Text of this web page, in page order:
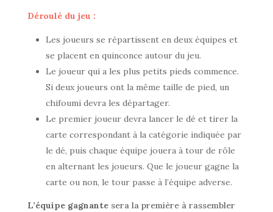
Déroulé du jeu :
Les joueurs se répartissent en deux équipes et
se placent en quinconce autour du jeu.
Le joueur qui a les plus petits pieds commence.
Si deux joueurs ont la même taille de pied, un
chifoumi devra les départager.
Le premier joueur devra lancer le dé et tirer la
carte correspondant à la catégorie indiquée par
le dé, puis chaque équipe jouera à tour de rôle
en alternant les joueurs. Que le joueur gagne la
carte ou non, le tour passe à l’équipe adverse.
L’équipe gagnante sera la première à rassembler